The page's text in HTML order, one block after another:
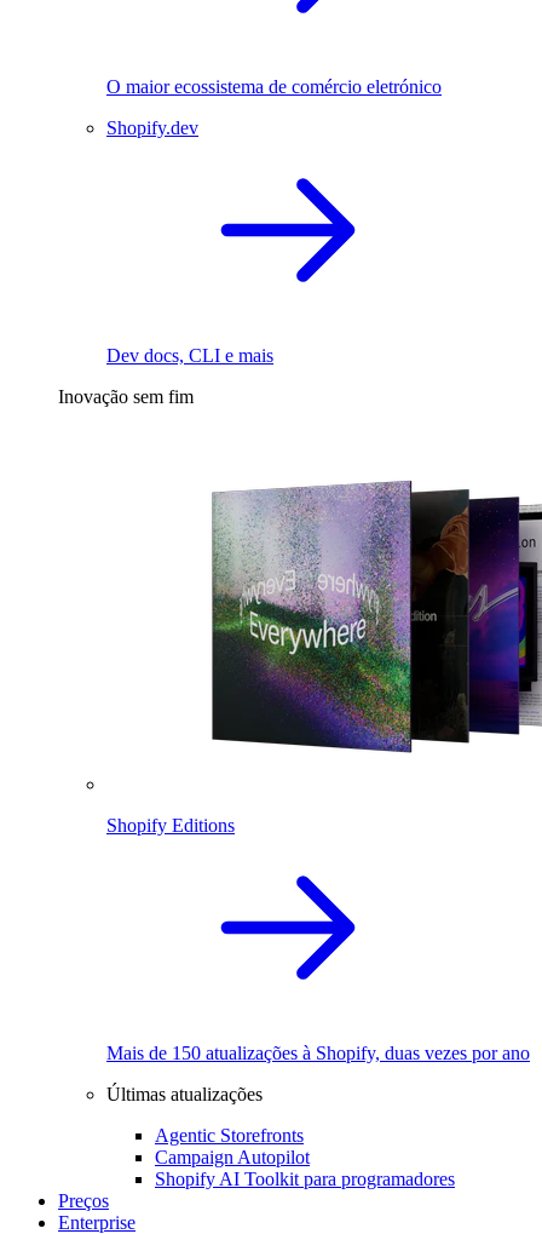
O maior ecossistema de comércio eletrónico
Shopify.dev
Dev docs, CLI e mais
Inovação sem fim
Shopify Editions
Mais de 150 atualizações à Shopify, duas vezes por ano
Últimas atualizações
Agentic Storefronts
Campaign Autopilot
Shopify AI Toolkit para programadores
Preços
Enterprise